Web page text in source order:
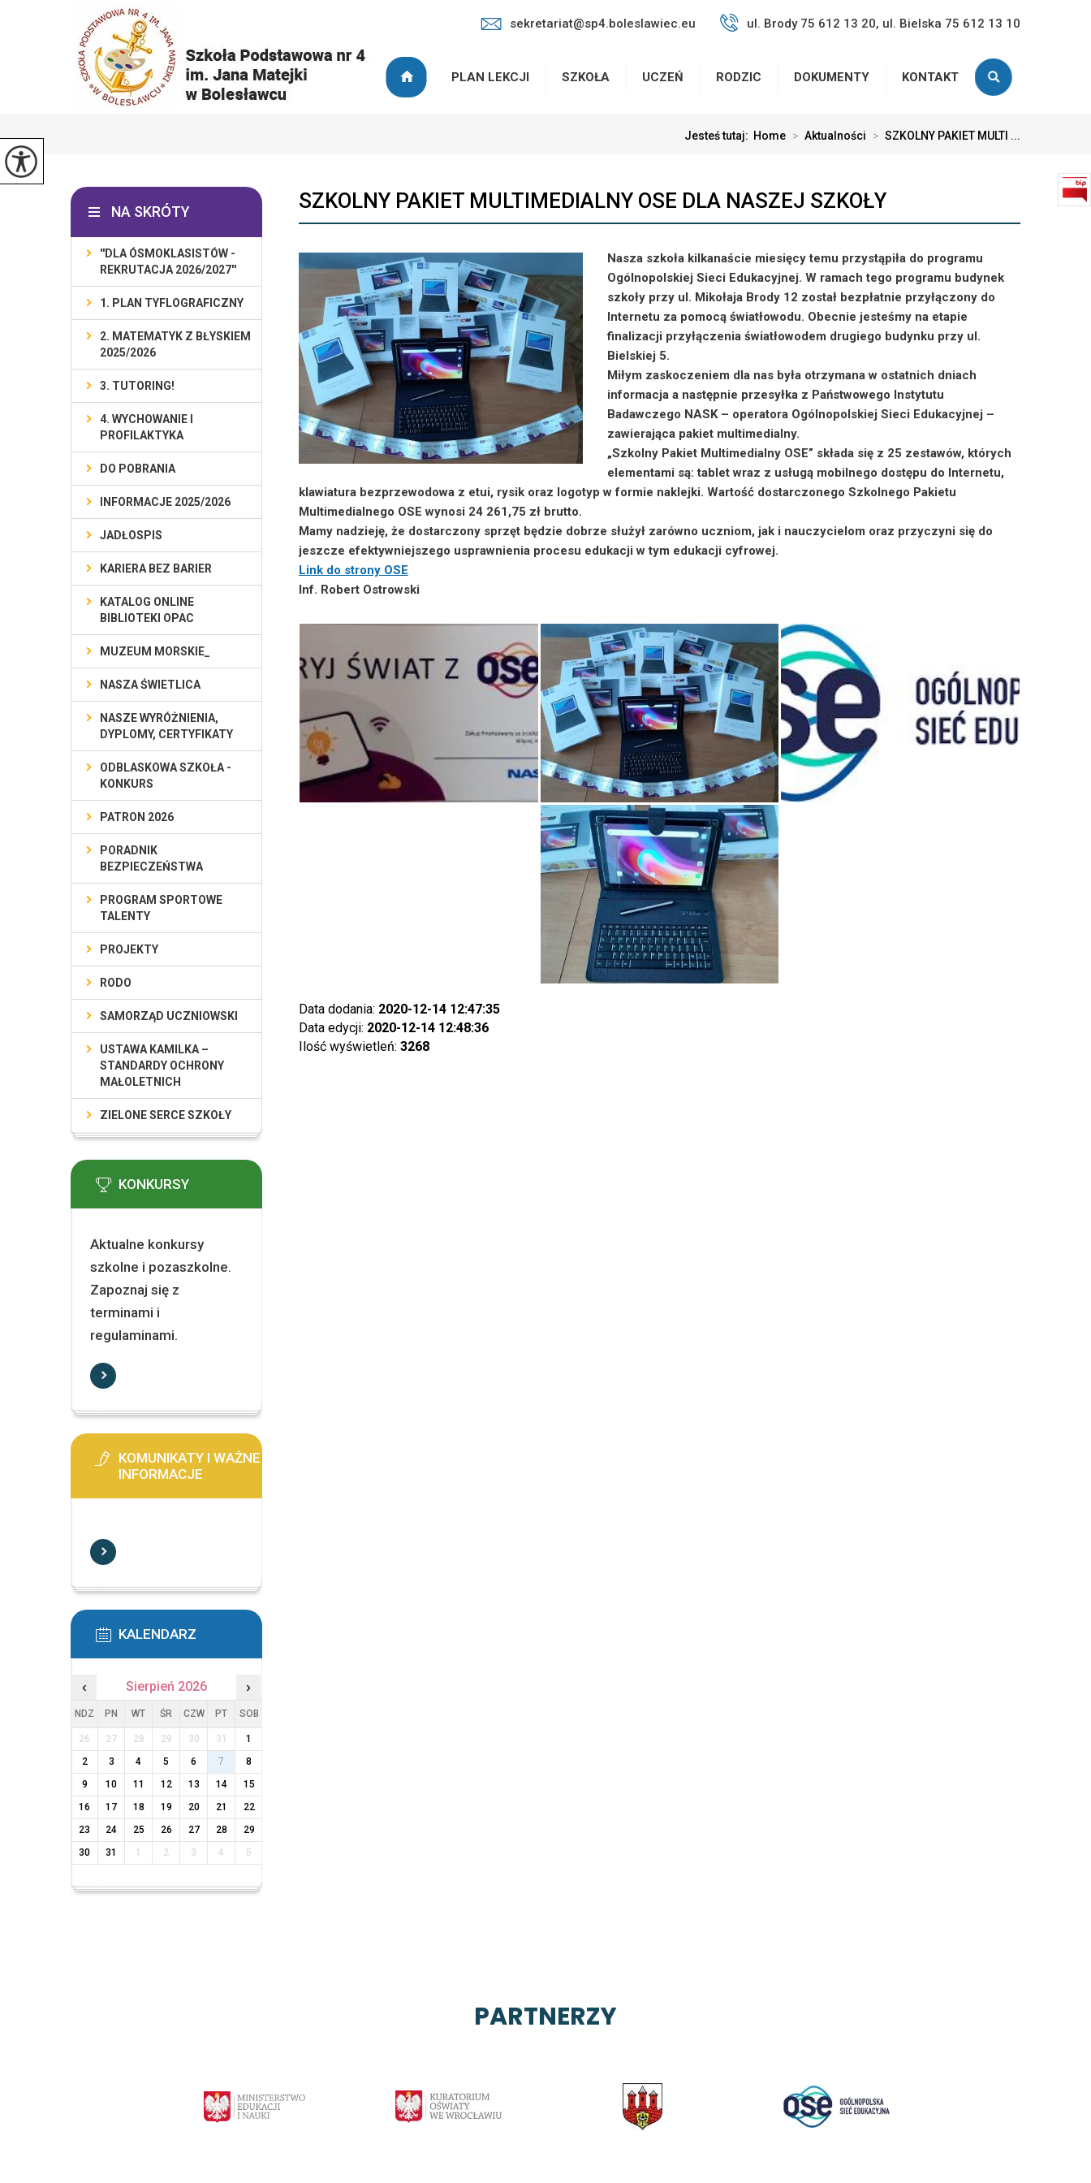
sekretariat@sp4.boleslawiec.eu ul. Brody 75 612 13 20, ul. Bielska 75 612 13 10
PLAN LEKCJI SZKOŁA UCZEŃ RODZIC DOKUMENTY KONTAKT
Jesteś tutaj: Home > Aktualności > SZKOLNY PAKIET MULTI ...
SZKOLNY PAKIET MULTIMEDIALNY OSE DLA NASZEJ SZKOŁY
Nasza szkoła kilkanaście miesięcy temu przystąpiła do programu
Ogólnopolskiej Sieci Edukacyjnej. W ramach tego programu budynek
szkoły przy ul. Mikołaja Brody 12 został bezpłatnie przyłączony do
Internetu za pomocą światłowodu. Obecnie jesteśmy na etapie
finalizacji przyłączenia światłowodem drugiego budynku przy ul.
Bielskiej 5.
Miłym zaskoczeniem dla nas była otrzymana w ostatnich dniach
informacja a następnie przesyłka z Państwowego Instytutu
Badawczego NASK – operatora Ogólnopolskiej Sieci Edukacyjnej –
zawierająca pakiet multimedialny.
„Szkolny Pakiet Multimedialny OSE” składa się z 25 zestawów, których
elementami są: tablet wraz z usługą mobilnego dostępu do Internetu,
klawiatura bezprzewodowa z etui, rysik oraz logotyp w formie naklejki. Wartość dostarczonego Szkolnego Pakietu
Multimedialnego OSE wynosi 24 261,75 zł brutto.
Mamy nadzieję, że dostarczony sprzęt będzie dobrze służył zarówno uczniom, jak i nauczycielom oraz przyczyni się do
jeszcze efektywniejszego usprawnienia procesu edukacji w tym edukacji cyfrowej.
Link do strony OSE
Inf. Robert Ostrowski
Data dodania: 2020-12-14 12:47:35
Data edycji: 2020-12-14 12:48:36
Ilość wyświetleń: 3268
NA SKRÓTY
''DLA ÓSMOKLASISTÓW -
REKRUTACJA 2026/2027''
1. PLAN TYFLOGRAFICZNY
2. MATEMATYK Z BŁYSKIEM
2025/2026
3. TUTORING!
4. WYCHOWANIE I
PROFILAKTYKA
DO POBRANIA
INFORMACJE 2025/2026
JADŁOSPIS
KARIERA BEZ BARIER
KATALOG ONLINE
BIBLIOTEKI OPAC
MUZEUM MORSKIE_
NASZA ŚWIETLICA
NASZE WYRÓŻNIENIA,
DYPLOMY, CERTYFIKATY
ODBLASKOWA SZKOŁA -
KONKURS
PATRON 2026
PORADNIK
BEZPIECZEŃSTWA
PROGRAM SPORTOWE
TALENTY
PROJEKTY
RODO
SAMORZĄD UCZNIOWSKI
USTAWA KAMILKA –
STANDARDY OCHRONY
MAŁOLETNICH
ZIELONE SERCE SZKOŁY
KONKURSY
Aktualne konkursy
szkolne i pozaszkolne.
Zapoznaj się z
terminami i
regulaminami.
KOMUNIKATY I WAŻNE
INFORMACJE
KALENDARZ
‹ Sierpień 2026 ›
NDZ PN WT ŚR CZW PT SOB
26 27 28 29 30 31
1
2
3 4 5 6 7
8
9
10 11 12 13 14
15
16
17 18 19 20 21
22
23
24 25 26 27 28
29
30
31 1 2 3 4 5
PARTNERZY